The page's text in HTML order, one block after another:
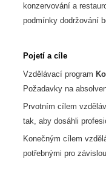
konzervování a
podmínky dodržování
Pojetí a cíle
Vzdělávací program
Požadavky na
Prvotním cílem
tak, aby dosáhli
Konečným cílem
potřebnými pro